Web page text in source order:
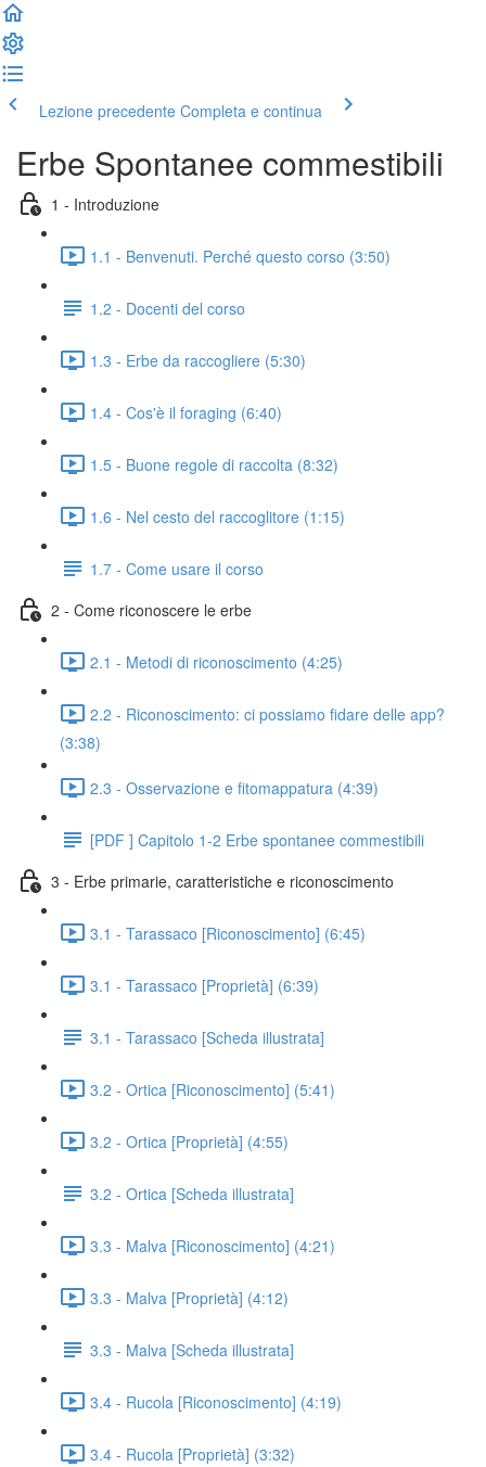
Lezione precedente Completa e continua
Erbe Spontanee commestibili
1 - Introduzione
1.1 - Benvenuti. Perché questo corso (3:50)
1.2 - Docenti del corso
1.3 - Erbe da raccogliere (5:30)
1.4 - Cos'è il foraging (6:40)
1.5 - Buone regole di raccolta (8:32)
1.6 - Nel cesto del raccoglitore (1:15)
1.7 - Come usare il corso
2 - Come riconoscere le erbe
2.1 - Metodi di riconoscimento (4:25)
2.2 - Riconoscimento: ci possiamo fidare delle app?
(3:38)
2.3 - Osservazione e fitomappatura (4:39)
[PDF ] Capitolo 1-2 Erbe spontanee commestibili
3 - Erbe primarie, caratteristiche e riconoscimento
3.1 - Tarassaco [Riconoscimento] (6:45)
3.1 - Tarassaco [Proprietà] (6:39)
3.1 - Tarassaco [Scheda illustrata]
3.2 - Ortica [Riconoscimento] (5:41)
3.2 - Ortica [Proprietà] (4:55)
3.2 - Ortica [Scheda illustrata]
3.3 - Malva [Riconoscimento] (4:21)
3.3 - Malva [Proprietà] (4:12)
3.3 - Malva [Scheda illustrata]
3.4 - Rucola [Riconoscimento] (4:19)
3.4 - Rucola [Proprietà] (3:32)